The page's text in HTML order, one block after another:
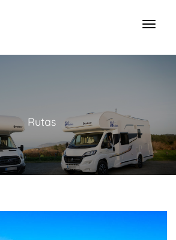
Rutas